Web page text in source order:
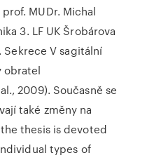
MUDr. Michal
3. LF UK Šrobárova
Sekrece V sagitální
obratel
2009). Současně se
také změny na
thesis is devoted
types of